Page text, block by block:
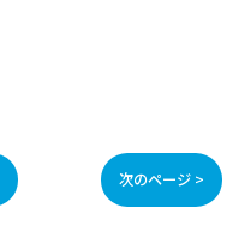
次のページ >